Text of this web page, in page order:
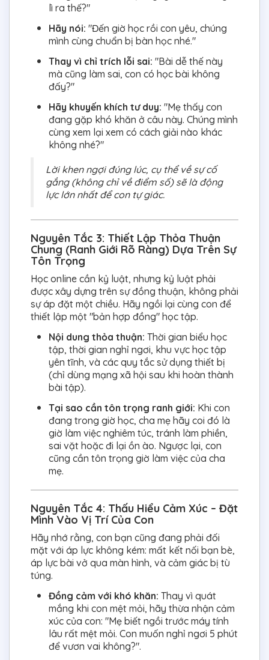
lì ra thế?"
Hãy nói: "Đến giờ học rồi con yêu, chúng
mình cùng chuẩn bị bàn học nhé."
Thay vì chỉ trích lỗi sai: "Bài dễ thế này
mà cũng làm sai, con có học bài không
đấy?"
Hãy khuyến khích tư duy: "Mẹ thấy con
đang gặp khó khăn ở câu này. Chúng mình
cùng xem lại xem có cách giải nào khác
không nhé?"
Lời khen ngợi đúng lúc, cụ thể về sự cố
gắng (không chỉ về điểm số) sẽ là động
lực lớn nhất để con tự giác.
Nguyên Tắc 3: Thiết Lập Thỏa Thuận
Chung (Ranh Giới Rõ Ràng) Dựa Trên Sự
Tôn Trọng
Học online cần kỷ luật, nhưng kỷ luật phải
được xây dựng trên sự đồng thuận, không phải
sự áp đặt một chiều. Hãy ngồi lại cùng con để
thiết lập một "bản hợp đồng" học tập.
Nội dung thỏa thuận: Thời gian biểu học
tập, thời gian nghỉ ngơi, khu vực học tập
yên tĩnh, và các quy tắc sử dụng thiết bị
(chỉ dùng mạng xã hội sau khi hoàn thành
bài tập).
Tại sao cần tôn trọng ranh giới: Khi con
đang trong giờ học, cha mẹ hãy coi đó là
giờ làm việc nghiêm túc, tránh làm phiền,
sai vặt hoặc đi lại ồn ào. Ngược lại, con
cũng cần tôn trọng giờ làm việc của cha
mẹ.
Nguyên Tắc 4: Thấu Hiểu Cảm Xúc – Đặt
Mình Vào Vị Trí Của Con
Hãy nhớ rằng, con bạn cũng đang phải đối
mặt với áp lực không kém: mất kết nối bạn bè,
áp lực bài vở qua màn hình, và cảm giác bị tù
túng.
Đồng cảm với khó khăn: Thay vì quát
mắng khi con mệt mỏi, hãy thừa nhận cảm
xúc của con: "Mẹ biết ngồi trước máy tính
lâu rất mệt mỏi. Con muốn nghỉ ngơi 5 phút
để vươn vai không?".